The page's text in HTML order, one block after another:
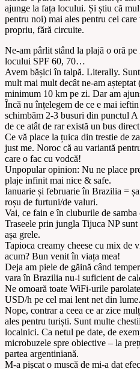
ajunge la fața locului. Și știu că
pentru noi) mai ales pentru cei care
propriu, fără circuite.
Ne-am pârlit stând la plajă o oră
locului SPF 60, 70…
Avem bășici în talpă. Literally.
mult mai mult decât ne-am așteptat
minimum 10 km pe zi. Dar am
Încă nu înțelegem de ce e mai
schimbăm 2-3 busuri din punctul
de ce atât de rar există un bus
Ce vă place la țuica din trestie de
just me. Noroc că au variantă
care o fac cu vodcă!
Unpopular opinion: Nu ne place
plaje infinit mai nice & safe.
Ianuarie și februarie în Brazilia =
roșu de furtuni/de valuri.
Vai, ce fain e în cluburile de
Traseele prin jungla Tijuca NP
așa grele.
Tapioca creamy cheese cu mix de
acum? Bun venit în viața mea!
Deja am piele de găină când
vara în Brazilia nu-i suficient de
Ne omoară toate WiFi-urile
USD/h pe cel mai lent net din lume.
Nope, contrar a ceea ce ar zice
ales pentru turiști. Sunt multe
localnici. Ca netul pe date, de
microbuzele spre obiective – la
partea argentiniană.
M-a pișcat o muscă de mi-a dat